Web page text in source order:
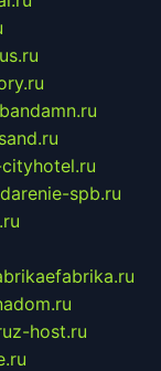
bandamn.ru
spb.ru
z-host.ru